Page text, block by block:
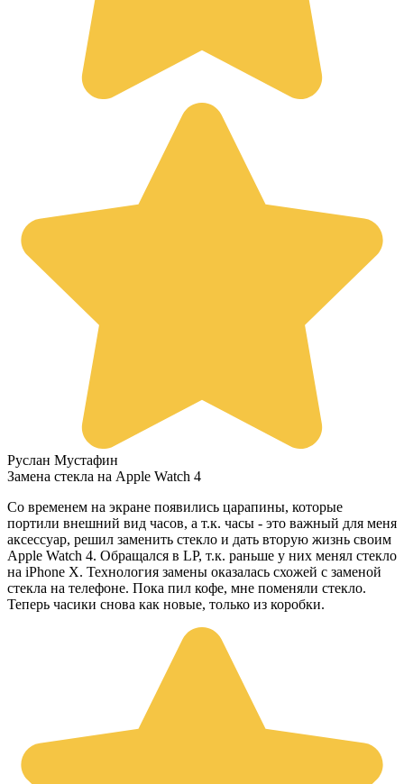
Руслан Мустафин
Замена стекла на Apple Watch 4
Со временем на экране появились царапины, которые
портили внешний вид часов, а т.к. часы - это важный для меня
аксессуар, решил заменить стекло и дать вторую жизнь своим
Apple Watch 4. Обращался в LP, т.к. раньше у них менял стекло
на iPhone X. Технология замены оказалась схожей с заменой
стекла на телефоне. Пока пил кофе, мне поменяли стекло.
Теперь часики снова как новые, только из коробки.